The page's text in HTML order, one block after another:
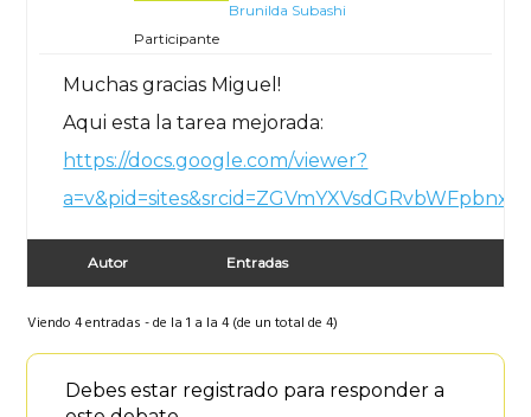
Brunilda Subashi
Participante
Muchas gracias Miguel!
Aqui esta la tarea mejorada:
https://docs.google.com/viewer?
Autor Entradas
Viendo 4 entradas - de la 1 a la 4 (de un total de 4)
Debes estar registrado para responder a